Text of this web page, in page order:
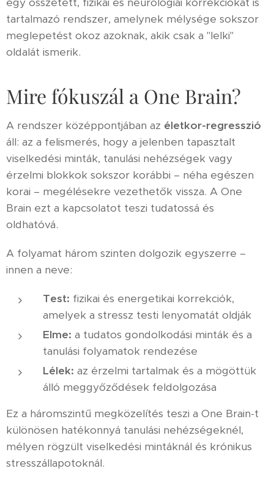
tartalmazó rendszer, amelynek mélysége sokszor
meglepetést okoz azoknak, akik csak a "lelki"
oldalát ismerik.
Mire fókuszál a One Brain?
A rendszer középpontjában az életkor-regresszió
áll: az a felismerés, hogy a jelenben tapasztalt
viselkedési minták, tanulási nehézségek vagy
érzelmi blokkok sokszor korábbi – néha egészen
korai – megélésekre vezethetők vissza. A One
Brain ezt a kapcsolatot teszi tudatossá és
oldhatóvá.
A folyamat három szinten dolgozik egyszerre –
innen a neve:
Test: fizikai és energetikai korrekciók,
amelyek a stressz testi lenyomatát oldják
Elme: a tudatos gondolkodási minták és a
tanulási folyamatok rendezése
Lélek: az érzelmi tartalmak és a mögöttük
álló meggyőződések feldolgozása
Ez a háromszintű megközelítés teszi a One Brain-t
különösen hatékonnyá tanulási nehézségeknél,
mélyen rögzült viselkedési mintáknál és krónikus
stresszállapotoknál.